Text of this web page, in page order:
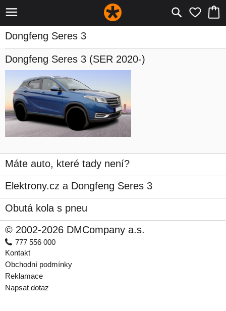
Dongfeng Seres 3
Dongfeng Seres 3 (SER 2020-)
Máte auto, které tady není?
Elektrony.cz a Dongfeng Seres 3
Obutá kola s pneu
© 2002-2026 DMCompany a.s.
777 556 000
Kontakt
Obchodní podmínky
Reklamace
Napsat dotaz